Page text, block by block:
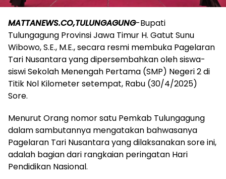
MATTANEWS.CO,TULUNGAGUNG-Bupati
Tulungagung Provinsi Jawa Timur H. Gatut Sunu
Wibowo, S.E., M.E., secara resmi membuka Pagelaran
Tari Nusantara yang dipersembahkan oleh siswa-
siswi Sekolah Menengah Pertama (SMP) Negeri 2 di
Titik Nol Kilometer setempat, Rabu (30/4/2025)
Sore.
Menurut Orang nomor satu Pemkab Tulungagung
dalam sambutannya mengatakan bahwasanya
Pagelaran Tari Nusantara yang dilaksanakan sore ini,
adalah bagian dari rangkaian peringatan Hari
Pendidikan Nasional.